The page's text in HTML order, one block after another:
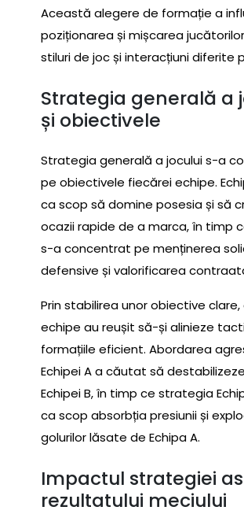
Această alegere de formație a
poziționarea și mișcarea
stiluri de joc și interacțiuni diferite
Strategia generală a
și obiectivele
Strategia generală a jocului s-a
pe obiectivele fiecărei echipe.
ca scop să domine posesia și să
ocazii rapide de a marca, în timp
s-a concentrat pe menținerea
defensive și valorificarea
Prin stabilirea unor obiective
echipe au reușit să-și alinieze
formațiile eficient. Abordarea
Echipei A a căutat să
Echipei B, în timp ce strategia
ca scop absorbția presiunii și
golurilor lăsate de Echipa A.
Impactul strategiei
rezultatului meciului